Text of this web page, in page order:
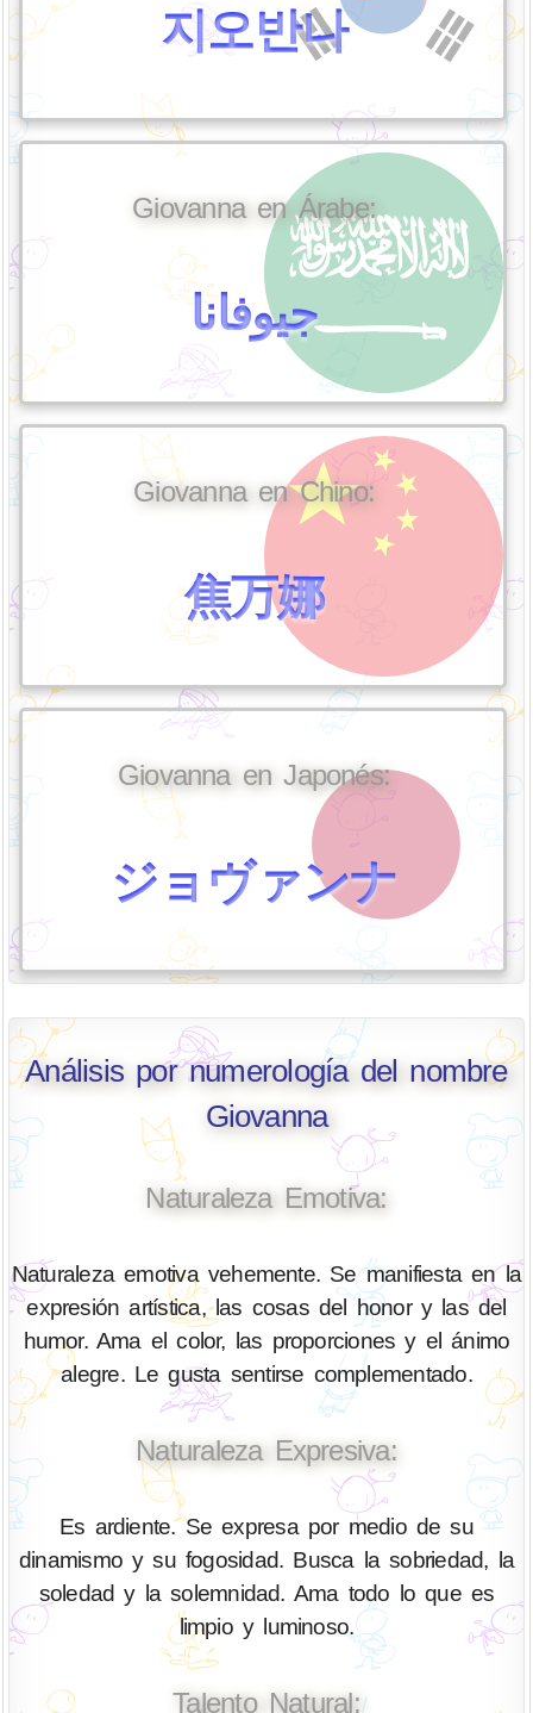
지오반나
Giovanna en Árabe:
جيوفانا
Giovanna en Chino:
焦万娜
Giovanna en Japonés:
ジョヴァンナ
Análisis por numerología del nombre
Giovanna
Naturaleza Emotiva:
Naturaleza emotiva vehemente. Se manifiesta en la
expresión artística, las cosas del honor y las del
humor. Ama el color, las proporciones y el ánimo
alegre. Le gusta sentirse complementado.
Naturaleza Expresiva:
Es ardiente. Se expresa por medio de su
dinamismo y su fogosidad. Busca la sobriedad, la
soledad y la solemnidad. Ama todo lo que es
limpio y luminoso.
Talento Natural: